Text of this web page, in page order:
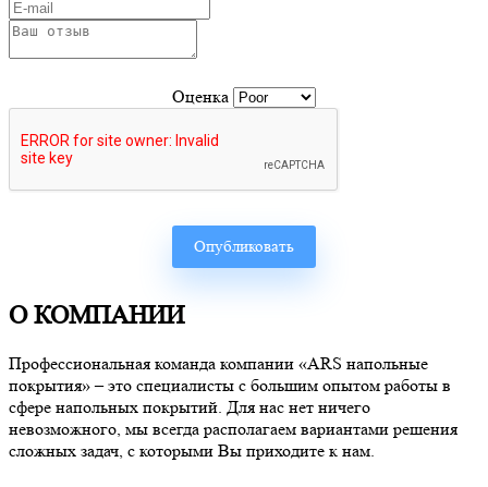
Оценка
О КОМПАНИИ
Профессиональная команда компании «ARS напольные
покрытия» – это специалисты с большим опытом работы в
сфере напольных покрытий. Для нас нет ничего
невозможного, мы всегда располагаем вариантами решения
сложных задач, с которыми Вы приходите к нам.